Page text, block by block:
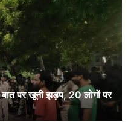
बात पर खूनी झड़प, 20 लोगों पर